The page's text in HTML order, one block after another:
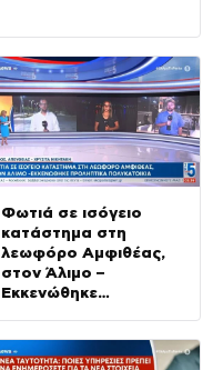
Φωτιά σε ισόγειο
κατάστημα στη
λεωφόρο Αμφιθέας,
στον Άλιμο –
Εκκενώθηκε